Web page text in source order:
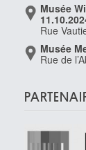
Musée
Rue
Musée
Rue de